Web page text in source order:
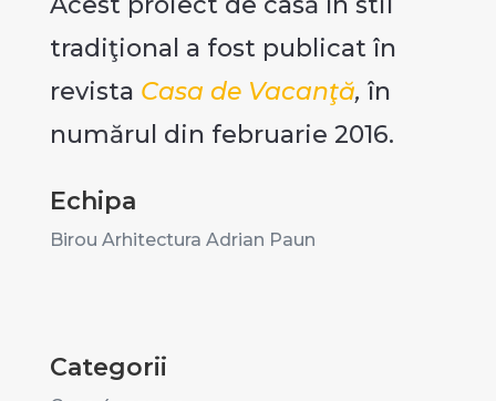
tradiţional a fost publicat în
revista Casa de Vacanţă, în
numărul din februarie 2016.
Echipa
Birou Arhitectura Adrian Paun
Categorii